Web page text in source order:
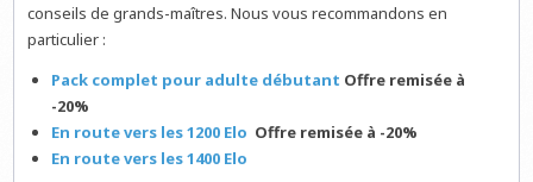
conseils de grands-maîtres. Nous vous recommandons en
particulier :
Pack complet pour adulte débutant Offre remisée à
-20%
En route vers les 1200 Elo Offre remisée à -20%
En route vers les 1400 Elo